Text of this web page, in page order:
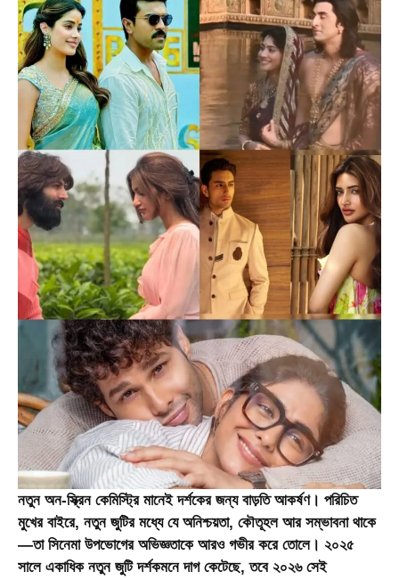
নতুন অন-স্ক্রিন কেমিস্ট্রি মানেই দর্শকের জন্য বাড়তি আকর্ষণ। পরিচিত
মুখের বাইরে, নতুন জুটির মধ্যে যে অনিশ্চয়তা, কৌতূহল আর সম্ভাবনা থাকে
—তা সিনেমা উপভোগের অভিজ্ঞতাকে আরও গভীর করে তোলে। ২০২৫
সালে একাধিক নতুন জুটি দর্শকমনে দাগ কেটেছে, তবে ২০২৬ সেই